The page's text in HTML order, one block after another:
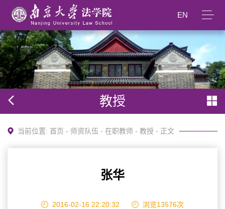
EN
教授
当前位置: 首页 - 师资队伍 - 在职教师 - 教授 - 正文
张华
2016-02-16 22:20:32 浏览13576次